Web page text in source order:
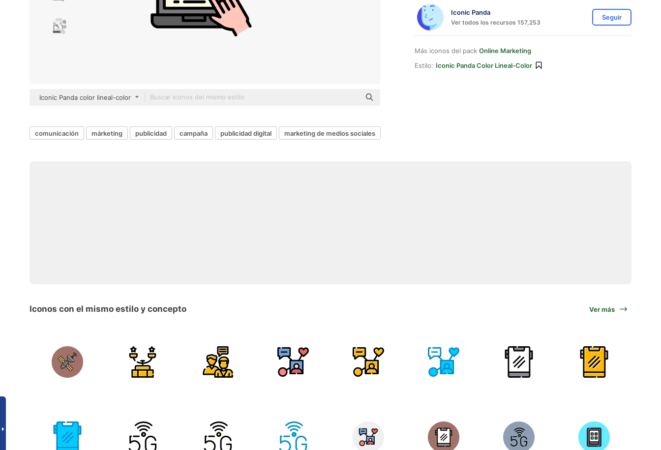
Iconic Panda color lineal-color
Iconic Panda
Ver todos los recursos 157,253
Seguir
Más iconos del pack Online Marketing
Estilo: Iconic Panda Color Lineal-Color
comunicación márketing publicidad campaña publicidad digital marketing de medios sociales
Iconos con el mismo estilo y concepto Ver más